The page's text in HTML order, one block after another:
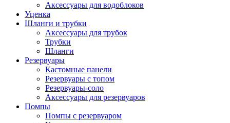
Аксессуары для водоблоков
Уценка
Шланги и трубки
Аксессуары для трубок
Трубки
Шланги
Резервуары
Кастомные панели
Резервуары с топом
Резервуары-соло
Аксессуары для резервуаров
Помпы
Помпы с резервуаром